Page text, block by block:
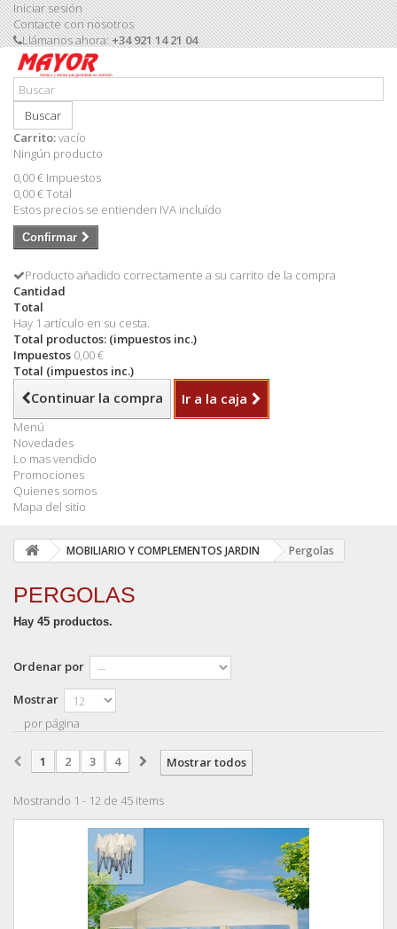
Iniciar sesión
Contacte con nosotros
Llámanos ahora:+34 921 14 21 04
Buscar
Carrito:vacío
Ningún producto
0,00 € Impuestos
0,00 €Total
Estos precios se entienden IVA incluído
Confirmar
Producto añadido correctamente a su carrito de la compra
Cantidad
Total
Hay 1 artículo en su cesta.
Total productos: (impuestos inc.)
Impuestos 0,00 €
Total (impuestos inc.)
Continuar la compra Ir a la caja
Menú
Novedades
Lo mas vendido
Promociones
Quienes somos
Mapa del sitio
MOBILIARIO Y COMPLEMENTOS JARDIN Pergolas
PERGOLAS
Hay 45 productos.
Ordenar por
Mostrar
por página
Mostrar todos
1 2 3 4
Mostrando 1 - 12 de 45 items